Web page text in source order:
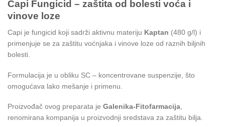
Capi Fungicid – zaštita od bolesti voća i
vinove loze
Capi je fungicid koji sadrži aktivnu materiju Kaptan (480 g/l) i
primenjuje se za zaštitu voćnjaka i vinove loze od raznih biljnih
bolesti.
Formulacija je u obliku SC – koncentrovane suspenzije, što
omogućava lako mešanje i primenu.
Proizvođač ovog preparata je Galenika-Fitofarmacija
renomirana kompanija u proizvodnji sredstava za zaštitu bilja.